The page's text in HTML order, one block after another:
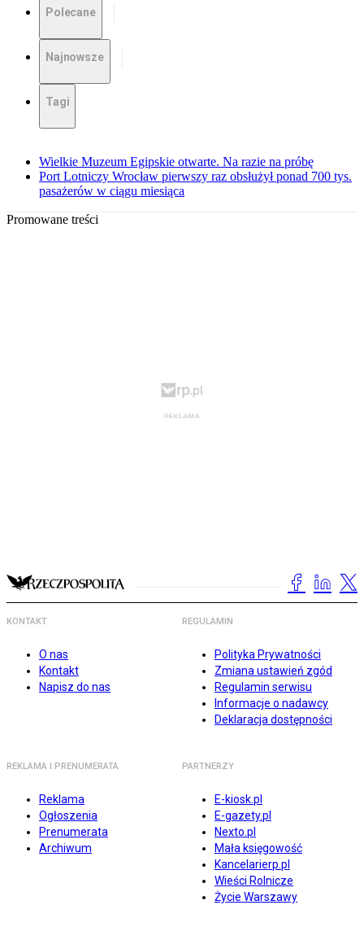
Polecane
Najnowsze
Tagi
Wielkie Muzeum Egipskie otwarte. Na razie na próbę
Port Lotniczy Wrocław pierwszy raz obsłużył ponad 700 tys.
pasażerów w ciągu miesiąca
Promowane treści
KONTAKT
O nas
Kontakt
Napisz do nas
REGULAMIN
Polityka Prywatności
Zmiana ustawień zgód
Regulamin serwisu
Informacje o nadawcy
Deklaracja dostępności
REKLAMA I PRENUMERATA
Reklama
Ogłoszenia
Prenumerata
Archiwum
PARTNERZY
E-kiosk.pl
E-gazety.pl
Nexto.pl
Mała księgowość
Kancelarierp.pl
Wieści Rolnicze
Życie Warszawy